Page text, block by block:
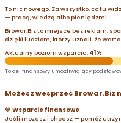
To nic nowego. Za wszystko, co tu
— pracą, wiedzą albo pieniędzmi.
Browar.Biz to miejsce bez reklam,
dzięki ludziom, którzy uznali, że warto.
Aktualny poziom wsparcia: 41%
To cel finansowy umożliwiający
Możesz wesprzeć Browar.Biz
💛 Wsparcie finansowe
Jeśli możesz i chcesz — pomóż